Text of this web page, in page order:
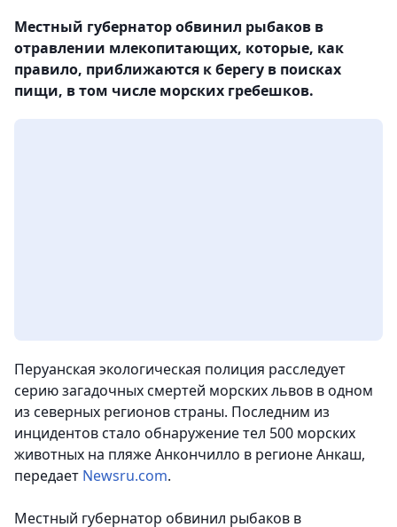
Местный губернатор обвинил рыбаков в
отравлении млекопитающих, которые, как
правило, приближаются к берегу в поисках
пищи, в том числе морских гребешков.
Перуанская экологическая полиция расследует
серию загадочных смертей морских львов в одном
из северных регионов страны. Последним из
инцидентов стало обнаружение тел 500 морских
животных на пляже Анкончилло в регионе Анкаш,
передает Newsru.com.
Местный губернатор обвинил рыбаков в